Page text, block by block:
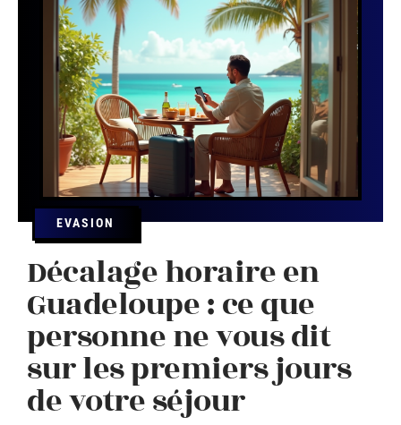
EVASION
Décalage horaire en
Guadeloupe : ce que
personne ne vous dit
sur les premiers jours
de votre séjour